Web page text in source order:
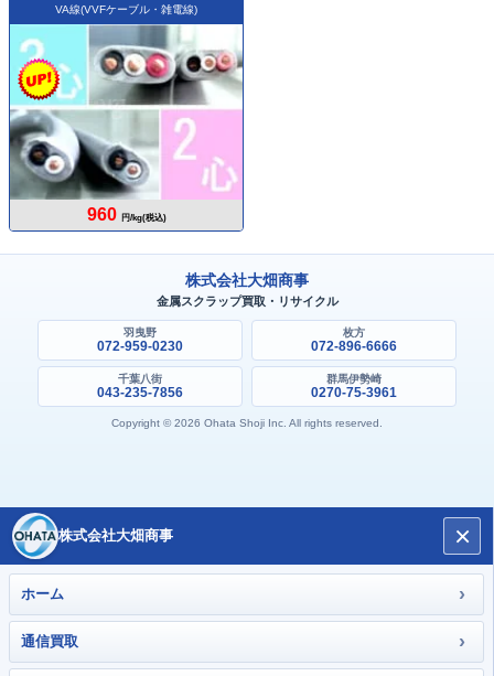
VA線(VVFケーブル・雑電線)
960 円/kg(税込)
株式会社大畑商事
金属スクラップ買取・リサイクル
羽曳野
072-959-0230
枚方
072-896-6666
千葉八街
043-235-7856
群馬伊勢崎
0270-75-3961
Copyright © 2026 Ohata Shoji Inc. All rights reserved.
株式会社大畑商事 ×
ホーム ›
通信買取 ›